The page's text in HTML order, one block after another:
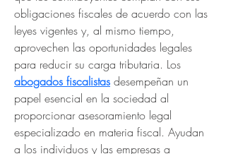
obligaciones fiscales de acuerdo con las
leyes vigentes y, al mismo tiempo,
aprovechen las oportunidades legales
para reducir su carga tributaria. Los
abogados fiscalistas desempeñan un
papel esencial en la sociedad al
proporcionar asesoramiento legal
especializado en materia fiscal. Ayudan
a los individuos y las empresas a